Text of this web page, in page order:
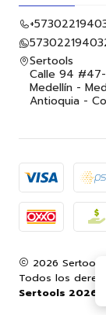
Sertools
Calle 94
Medellín -
Antioquia -
2026 Sertools.
Todos los
Sertools 2026.